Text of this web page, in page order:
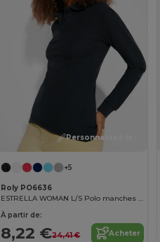
Personnalisez-le !
+5
Roly PO6636
ESTRELLA WOMAN L/S Polo manches longues
À partir de:
8,22 €24,41 € Acheter